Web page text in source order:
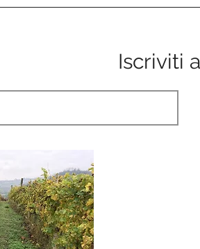
Iscriviti